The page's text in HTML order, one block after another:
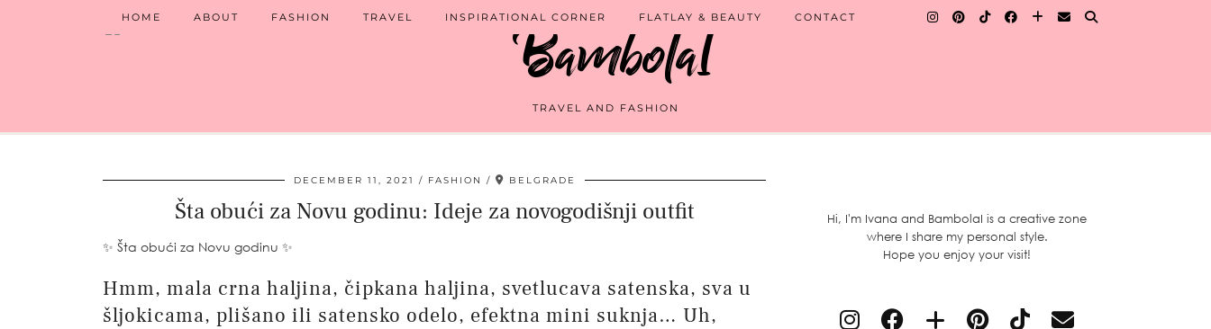
TRAVEL AND FASHION
HOME ABOUT FASHION TRAVEL INSPIRATIONAL CORNER FLATLAY & BEAUTY CONTACT
DECEMBER 11, 2021 FASHION BELGRADE
Šta obući za Novu godinu: Ideje za novogodišnji outfit
✨ Šta obući za Novu godinu ✨
Hmm, mala crna haljina, čipkana haljina, svetlucava satenska, sva u
šljokicama, plišano ili satensko odelo, efektna mini suknja… Uh,
Hi, I'm Ivana and BambolaI is a creative zone
where I share my personal style.
Hope you enjoy your visit!